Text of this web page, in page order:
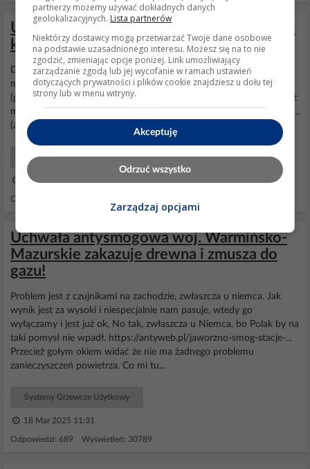
Ultradźwiękowy RADAROWY odstraszacz
kun Bielik – poszukiwane zdjęcia wnętrza
Dowiedz się, jak działa czujnik parkowania w samochodzie. Jedna
membrana piezoelektryczna jest nadajnikiem i odbiornikiem
(głośnikiem i miktofonem). Tu jest opis urządzenia. Pokrywa się on z
moim przypuszczeniem. https://arena.pl/oferta/radarowy-samocho...
(at)ElektrodaBot, jak działa ultradźwiękowy...
Inne Szukam
21 Paź 2025 10:42
Odpowiedzi: 14 Wyświetleń: 438
Uchwała antysmogowa woj. Warmińsko-
Mazurskie zakazuje drewna i zmusza do
gazu!
Problem jest z czujnikami na zachodzie, zwłaszcza u niemca. Jak
wynik jest za wysoki i niespecjalnie nam pasuje, wtedy go
wyłączamy i jest już ok, No tak, zwłaszcza u Niemca, bo Polak by na
taki pomysł nie wpadł. https://antyweb.pl/jaworzno-smog-stacje-...
Przecież gołym okiem widać że nie ma żadnego problemu
zanieczyszczeń powietrza. Co mi tu...
Systemy Grzewcze Użytkowy
18 Mar 2025 11:31
Odpowiedzi: 689 Wyświetleń: 30789
partnerzy możemy używać dokładnych danych
geolokalizacyjnych. Lista partnerów
Niektórzy dostawcy mogą przetwarzać Twoje dane osobowe
na podstawie uzasadnionego interesu. Możesz się na to nie
zgodzić, zmieniając opcje poniżej. Link umożliwiający
zarządzanie zgodą lub jej wycofanie w ramach ustawień
dotyczących prywatności i plików cookie znajdziesz u dołu tej
strony lub w menu witryny.
Akceptuję
Odrzuć wszystko
Zarządzaj opcjami